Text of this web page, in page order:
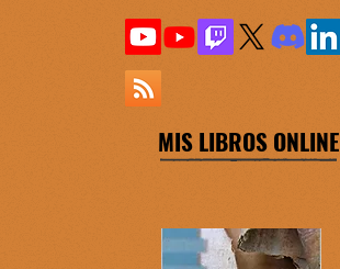
MIS LIBROS ONLINE